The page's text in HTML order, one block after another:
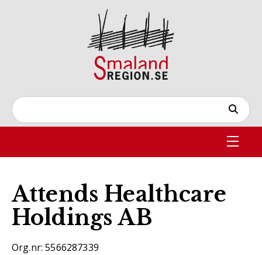
Attends Healthcare
Holdings AB
Org.nr: 5566287339